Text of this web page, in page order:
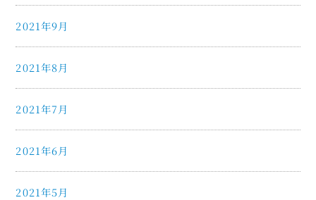
2021年9月
2021年8月
2021年7月
2021年6月
2021年5月